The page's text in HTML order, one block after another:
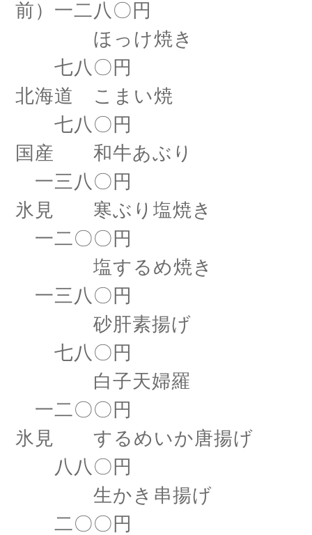
前）一二八〇円
ほっけ焼き
七八〇円
北海道 こまい焼
七八〇円
国産 和牛あぶり
一三八〇円
氷見 寒ぶり塩焼き
一二〇〇円
塩するめ焼き
一三八〇円
砂肝素揚げ
七八〇円
白子天婦羅
一二〇〇円
氷見 するめいか唐揚げ
八八〇円
生かき串揚げ
二〇〇円